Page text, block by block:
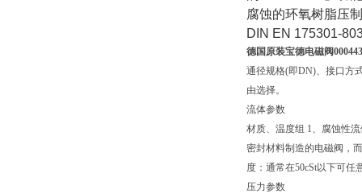
腐蚀的环氧树脂压
DIN EN 175301-
德国原装宝德电磁阀
通径规格(即DN)、接口方
由选择。
流体参数
材质、温度组 1、腐蚀性
密封材料制造的电磁阀，
度：通常在50cSt以下可
压力参数